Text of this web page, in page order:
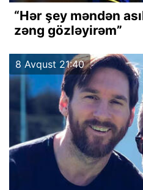
“Hər şey məndən
zəng gözləyirəm”
8 Avqust 21:40